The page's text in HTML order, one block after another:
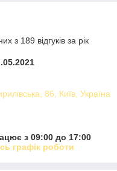
з 189 відгуків за рік
86, Київ, Україна
з 09:00 до 17:00
графік роботи